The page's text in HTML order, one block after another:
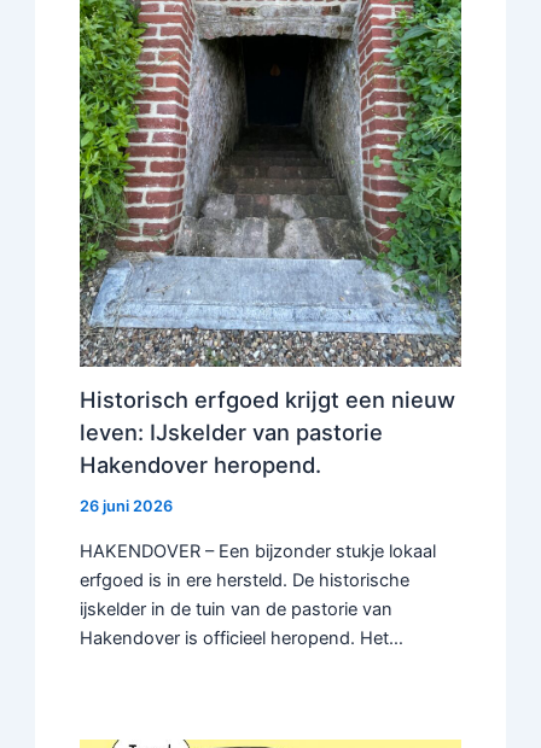
Historisch erfgoed krijgt een nieuw
leven: IJskelder van pastorie
Hakendover heropend.
26 juni 2026
HAKENDOVER – Een bijzonder stukje lokaal
erfgoed is in ere hersteld. De historische
ijskelder in de tuin van de pastorie van
Hakendover is officieel heropend. Het…